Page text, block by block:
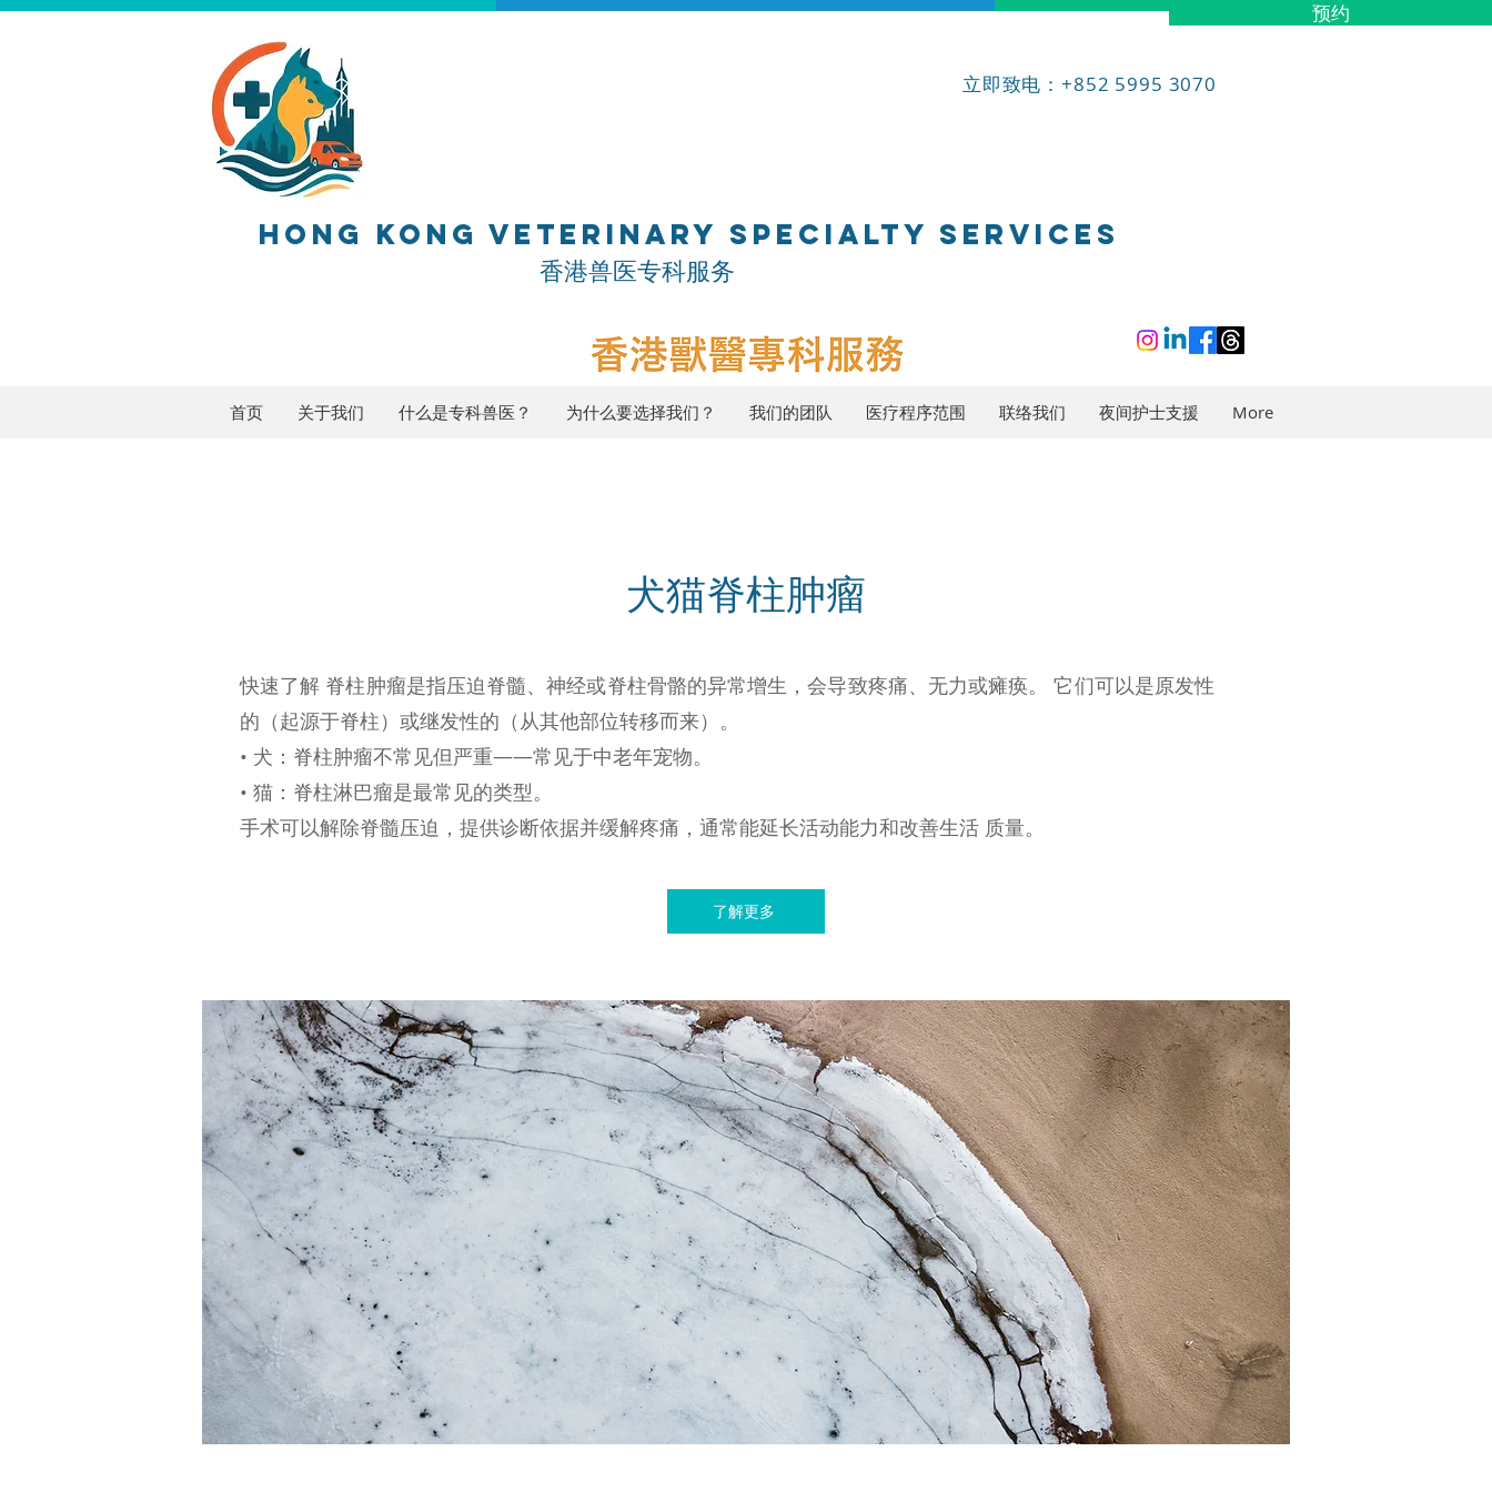
预约
立即致电：+852 5995 3070
HONG KONG VETERINARY SPECIALTY SERVICES
香港兽医专科服务
首页 关于我们 什么是专科兽医？ 为什么要选择我们？ 我们的团队 医疗程序范围 联络我们 夜间护士支援 More
犬猫脊柱肿瘤
快速了解 脊柱肿瘤是指压迫脊髓、神经或脊柱骨骼的异常增生，会导致疼痛、无力或瘫痪。 它们可以是原发性
的（起源于脊柱）或继发性的（从其他部位转移而来）。
• 犬：脊柱肿瘤不常见但严重——常见于中老年宠物。
• 猫：脊柱淋巴瘤是最常见的类型。
手术可以解除脊髓压迫，提供诊断依据并缓解疼痛，通常能延长活动能力和改善生活 质量。
了解更多